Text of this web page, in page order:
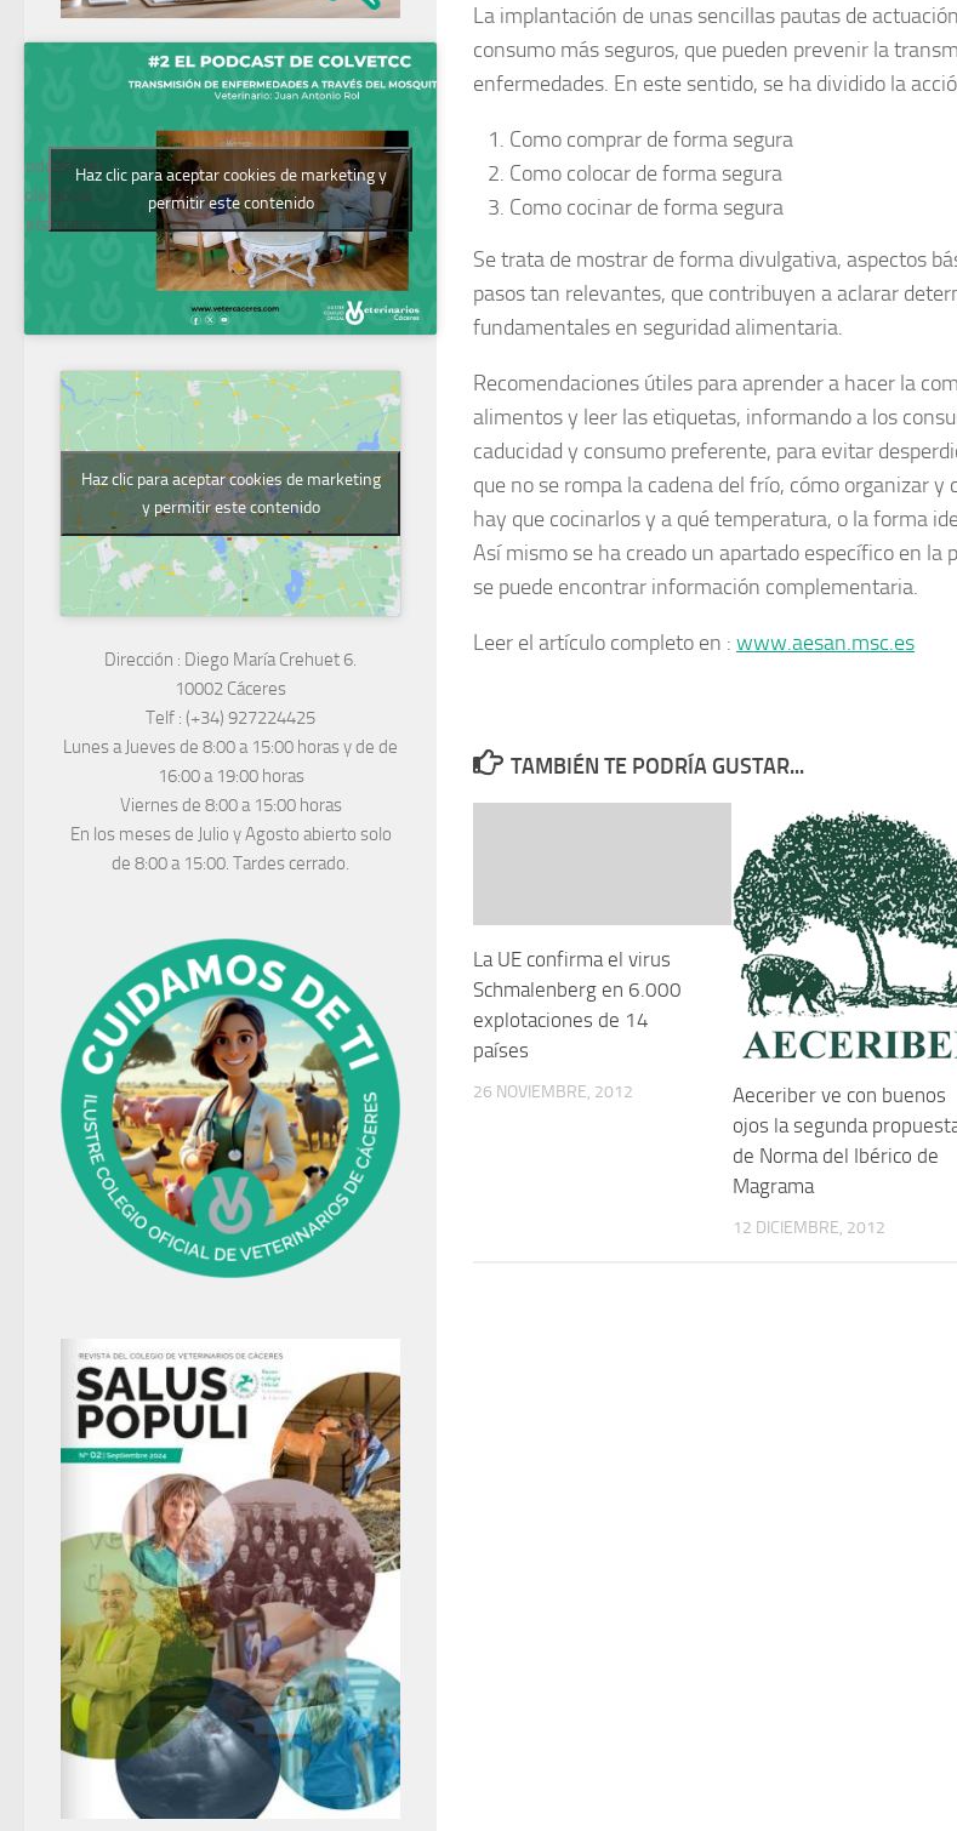
La implantación de unas sencillas pautas de
consumo más seguros, que pueden prevenir la
enfermedades. En este sentido, se ha dividido la
Como comprar de forma segura
Como colocar de forma segura
Como cocinar de forma segura
Se trata de mostrar de forma divulgativa, aspectos
pasos tan relevantes, que contribuyen a aclarar
fundamentales en seguridad alimentaria.
Recomendaciones útiles para aprender a hacer la
alimentos y leer las etiquetas, informando a los
caducidad y consumo preferente, para evitar
que no se rompa la cadena del frío, cómo organizar y
hay que cocinarlos y a qué temperatura, o la forma
Así mismo se ha creado un apartado específico en la
se puede encontrar información complementaria.
Leer el artículo completo en : www.aesan.msc.es
TAMBIÉN TE PODRÍA GUSTAR...
La UE confirma el virus
Schmalenberg en 6.000
explotaciones de 14
países
26 NOVIEMBRE, 2012
Aeceriber ve con buenos
ojos la segunda
de Norma del Ibérico de
Magrama
12 DICIEMBRE, 2012
Podcast del
Colegio de
Veterinarios
Haz clic para aceptar cookies de marketing y
permitir este contenido
Haz clic para aceptar cookies de marketing
y permitir este contenido
Dirección : Diego María Crehuet 6.
10002 Cáceres
Telf : (+34) 927224425
Lunes a Jueves de 8:00 a 15:00 horas y de de
16:00 a 19:00 horas
Viernes de 8:00 a 15:00 horas
En los meses de Julio y Agosto abierto solo
de 8:00 a 15:00. Tardes cerrado.